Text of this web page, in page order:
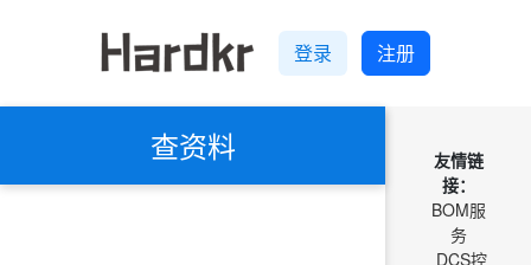
登录 注册
查资料
友情链
接：
BOM服
务
DCS控